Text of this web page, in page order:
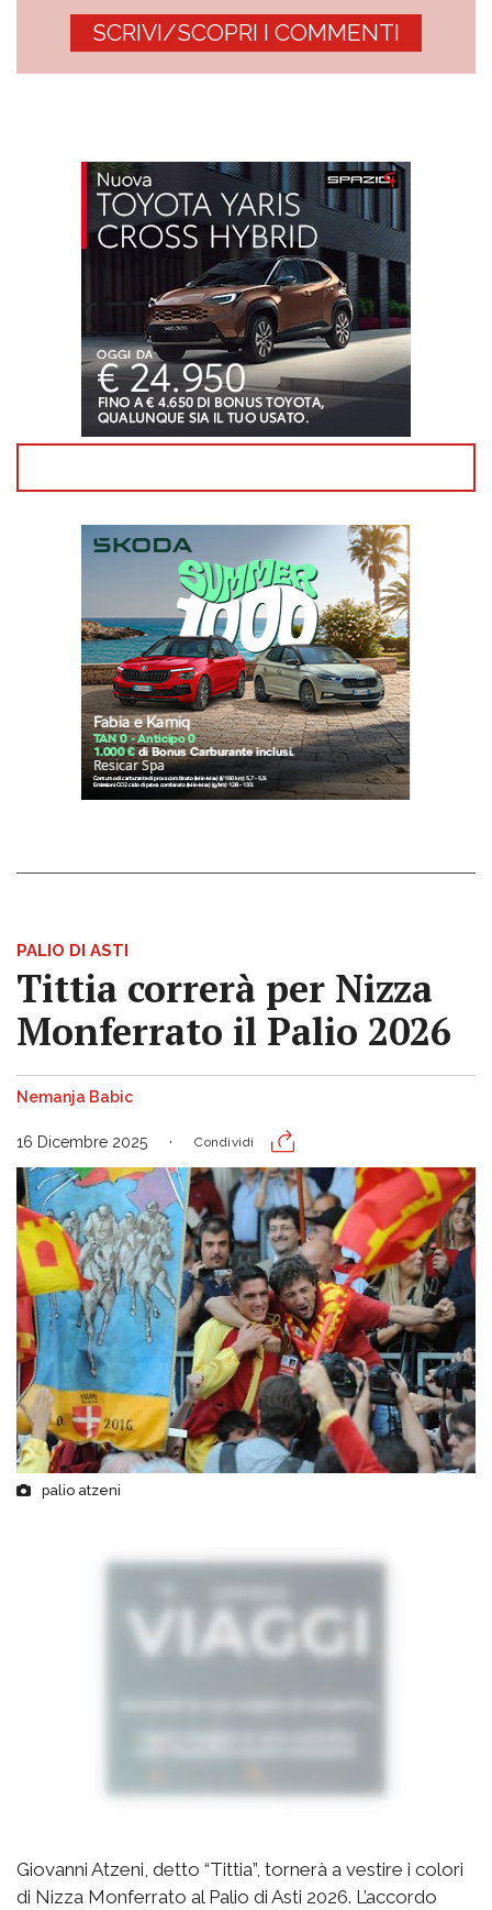
SCRIVI/SCOPRI I COMMENTI
PALIO DI ASTI
Tittia correrà per Nizza
Monferrato il Palio 2026
Nemanja Babic
16 Dicembre 2025 Condividi
palio atzeni
Giovanni Atzeni, detto “Tittia”, tornerà a vestire i colori
di Nizza Monferrato al Palio di Asti 2026. L’accordo